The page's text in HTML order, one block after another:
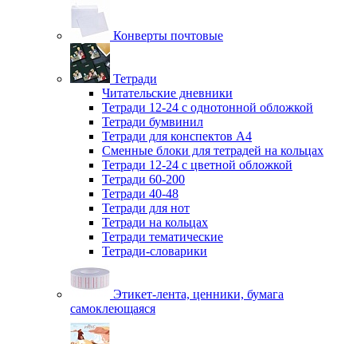
Конверты почтовые
Тетради
Читательские дневники
Тетради 12-24 с однотонной обложкой
Тетради бумвинил
Тетради для конспектов А4
Сменные блоки для тетрадей на кольцах
Тетради 12-24 с цветной обложкой
Тетради 60-200
Тетради 40-48
Тетради для нот
Тетради на кольцах
Тетради тематические
Тетради-словарики
Этикет-лента, ценники, бумага
самоклеющаяся